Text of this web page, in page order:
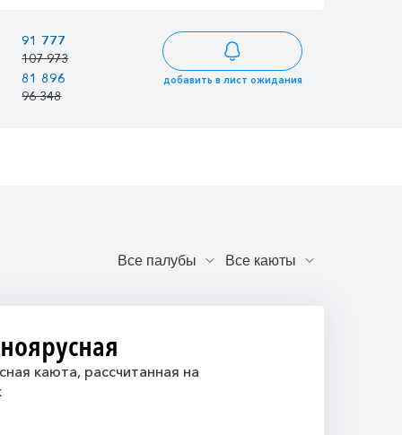
91 777
107 973
90 593
106 580
81 896
96 348
80 839
добавить в лист ожидания
каюта, рассчитанная на